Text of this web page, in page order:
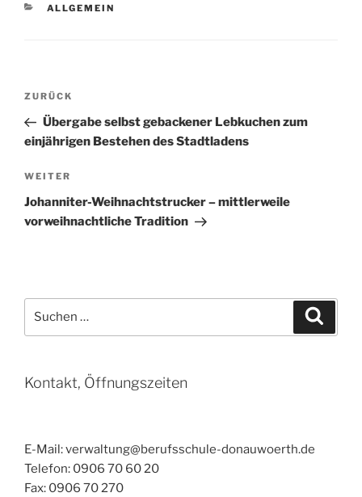
KATEGORIEN
ALLGEMEIN
Beitragsnavigation
Vorheriger
Beitrag
ZURÜCK
Übergabe selbst gebackener Lebkuchen zum
einjährigen Bestehen des Stadtladens
Nächster
Beitrag
WEITER
Johanniter-Weihnachtstrucker – mittlerweile
vorweihnachtliche Tradition
nach:
Kontakt, Öffnungszeiten
E-Mail: verwaltung@berufsschule-donauwoerth.de
Telefon: 0906 70 60 20
Fax: 0906 70 270